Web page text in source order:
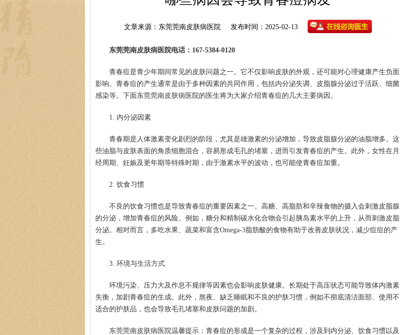
文章来源：东莞莞南皮肤病医院 发布时间：2025-02-13
东莞莞南皮肤病医院电话：167-5384-0120
青春痘是青少年期间常见的皮肤问题之一。它不仅影响皮肤的外观，还可能对心理健康产生负面
影响。青春痘的产生通常是由于多种因素的共同作用，包括内分泌失调、皮脂腺分泌过于活跃、细菌
感染等。下面东莞莞南皮肤病医院的医生将为大家介绍青春痘的几大主要病因。
1. 内分泌因素
青春期是人体激素变化剧烈的阶段，尤其是雄激素的分泌增加，导致皮脂腺分泌的油脂增多。这
些油脂与皮肤表面的角质细胞混合，容易形成毛孔的堵塞，进而引发青春痘的产生。此外，女性在月
经周期、妊娠及更年期等特殊时期，由于激素水平的波动，也可能使青春痘加重。
2. 饮食习惯
不良的饮食习惯也是导致青春痘的重要因素之一。高糖、高脂肪和辛辣食物的摄入会刺激皮脂腺
的分泌，增加青春痘的风险。例如，糖分和精制碳水化合物会引起胰岛素水平的上升，从而刺激皮脂
分泌。相对而言，多吃水果、蔬菜和富含Omega-3脂肪酸的食物有助于改善皮肤状况，减少痘痘的产
生。
3. 环境与生活方式
环境污染、压力大及作息不规律等因素也会影响皮肤健康。长期处于高压状态可能导致体内激素
失衡，加剧青春痘的生成。此外，熬夜、缺乏睡眠和不良的护肤习惯，例如不彻底清洁面部、使用不
适合的护肤品，也会导致毛孔堵塞和皮肤问题的加剧。
东莞莞南皮肤病医院温馨提示：青春痘的形成是一个复杂的过程，涉及到内分泌、饮食习惯以及